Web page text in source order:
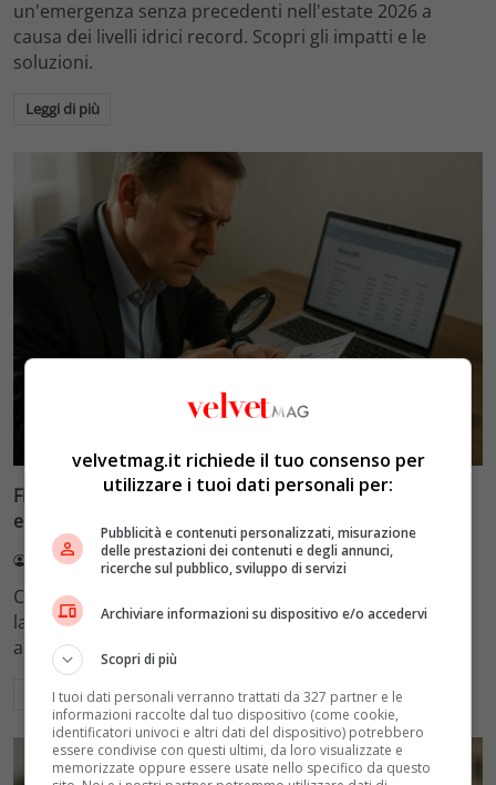
un'emergenza senza precedenti nell'estate 2026 a
causa dei livelli idrici record. Scopri gli impatti e le
soluzioni.
Leggi di più
Fisco e conti correnti: la doppia soglia di 20% e 71mila
euro che scatta gli accertamenti
Redazione VelvetMAG 5 Agosto 2026
Come funzionano i controlli del fisco sui conti correnti:
la doppia soglia del 20% e 71mila euro che attiva gli
accertamenti e la ricostruzione del reddito.
Leggi di più
velvetmag.it richiede il tuo consenso per
utilizzare i tuoi dati personali per:
Pubblicità e contenuti personalizzati, misurazione
delle prestazioni dei contenuti e degli annunci,
ricerche sul pubblico, sviluppo di servizi
Archiviare informazioni su dispositivo e/o accedervi
Scopri di più
I tuoi dati personali verranno trattati da 327 partner e le
informazioni raccolte dal tuo dispositivo (come cookie,
identificatori univoci e altri dati del dispositivo) potrebbero
essere condivise con questi ultimi, da loro visualizzate e
memorizzate oppure essere usate nello specifico da questo